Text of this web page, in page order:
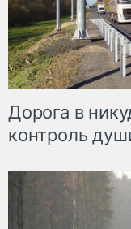
Дорога в
контроль